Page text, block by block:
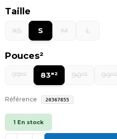
Taille
XS S M L
Pouces²
77"² 83"² 90"² 99"²
Référence 20367855
1 En stock
opportunités.
les
au shop à Caen/
Puis je venir chercher
Oui, absolument ! Vous
vos produits directement
ou Ouistreham.